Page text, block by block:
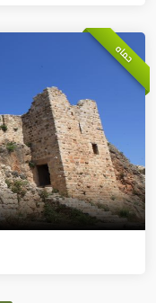
حماه